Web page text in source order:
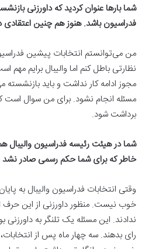
شما بارها عنوان کردید که داورزنی
فدراسیون باشد. هنوز هم چنین اعتقادی
من می‌توانستم انتخابات پیشین
نظارتی باطل کنم اما والیبال برایم مهم
مجوز ادامه کار نداشت و باید
مسئله انجام نشود. برای من سوال است
برداشت شود.
شما در هیئت رئیسه فدراسیون والیبال
خاطر که برای شما حکم رسمی صادر نشد
وقتی انتخابات فدراسیون والیبال به
خوب نیست. منظور داورزنی از این حرف
ندادند. این مسئله یک تلنگر به
رای بدهند. سه چهار ماه پس از